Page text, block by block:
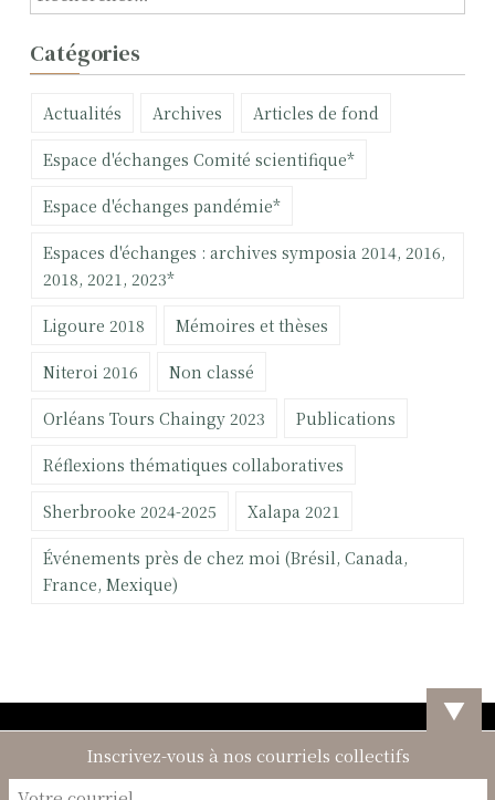
e
h
Catégories
Actualités Archives Articles de fond
Espace d'échanges Comité scientifique*
Espace d'échanges pandémie*
Espaces d'échanges : archives symposia 2014, 2016,
2018, 2021, 2023*
Ligoure 2018 Mémoires et thèses
Niteroi 2016 Non classé
Orléans Tours Chaingy 2023 Publications
Réflexions thématiques collaboratives
Sherbrooke 2024-2025 Xalapa 2021
Événements près de chez moi (Brésil, Canada,
France, Mexique)
▼
Inscrivez-vous à nos courriels collectifs